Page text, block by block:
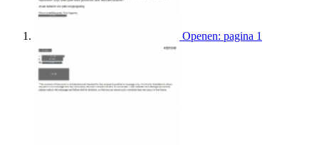
Openen: pagina 1